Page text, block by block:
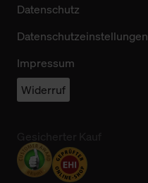
Datenschutz
Datenschutzeinstellungen
Impressum
Widerruf